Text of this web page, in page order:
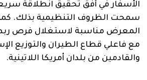
الأسفار في أفق تحقيق انطلاقة
سمحت الظروف التنظيمية بذلك.
المعرض مناسبة لاستغلال فرص
مع فاعلي قطاع الطيران والتوزيع
والقادمين من بلدان أمريكا اللاتينية.